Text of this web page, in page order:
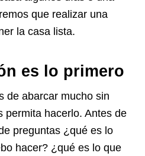
que realizar una
la casa lista.
es lo primero
de abarcar mucho sin
permita hacerlo. Antes de
preguntas ¿qué es lo
hacer? ¿qué es lo que